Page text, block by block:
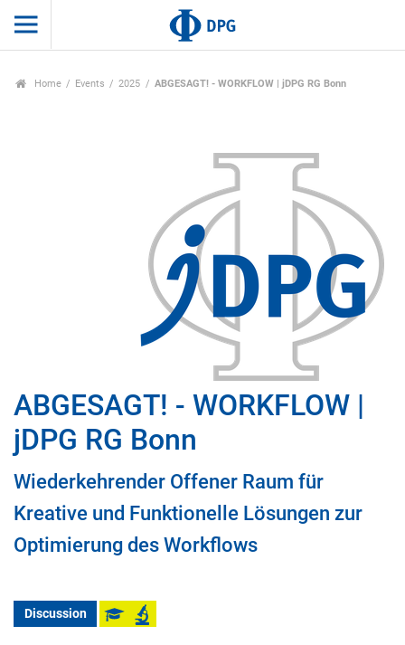
Home Events 2025 ABGESAGT! - WORKFLOW | jDPG RG Bonn
ABGESAGT! - WORKFLOW |
jDPG RG Bonn
Wiederkehrender Offener Raum für
Kreative und Funktionelle Lösungen zur
Optimierung des Workflows
Discussion